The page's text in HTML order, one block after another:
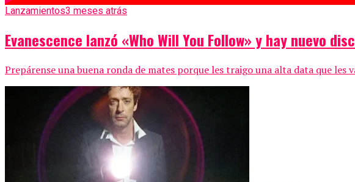
Lanzamientos3 meses atrás
Evanescence lanzó «Who Will You Follow» y hay nuevo
Prepárense una buena ronda de mates porque les traigo una alta data que les